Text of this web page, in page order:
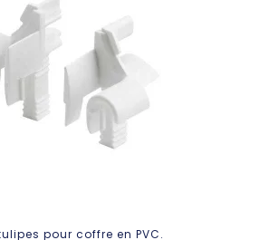
pour coffre en PVC.